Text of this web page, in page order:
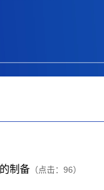
制备 （点击： 96）